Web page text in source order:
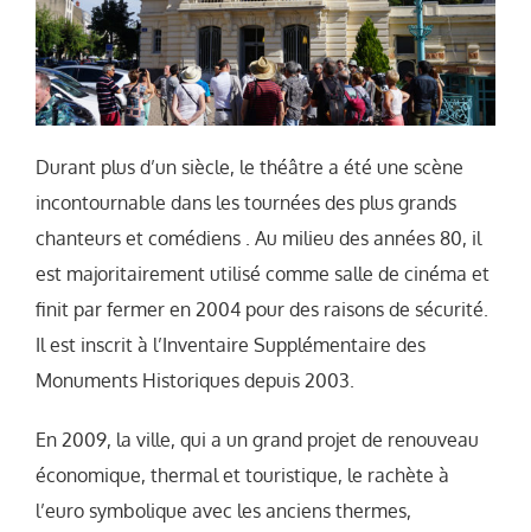
Durant plus d’un siècle, le théâtre a été une scène
incontournable dans les tournées des plus grands
chanteurs et comédiens . Au milieu des années 80, il
est majoritairement utilisé comme salle de cinéma et
finit par fermer en 2004 pour des raisons de sécurité.
Il est inscrit à l’Inventaire Supplémentaire des
Monuments Historiques depuis 2003.
En 2009, la ville, qui a un grand projet de renouveau
économique, thermal et touristique, le rachète à
l’euro symbolique avec les anciens thermes,